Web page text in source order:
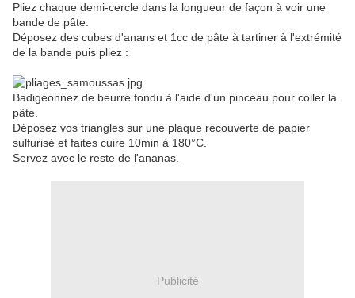
Pliez chaque demi-cercle dans la longueur de façon à voir une
bande de pâte.
Déposez des cubes d'anans et 1cc de pâte à tartiner à l'extrémité
de la bande puis pliez :
Badigeonnez de beurre fondu à l'aide d'un pinceau pour coller la
pâte.
Déposez vos triangles sur une plaque recouverte de papier
sulfurisé et faites cuire 10min à 180°C.
Servez avec le reste de l'ananas.
Publicité